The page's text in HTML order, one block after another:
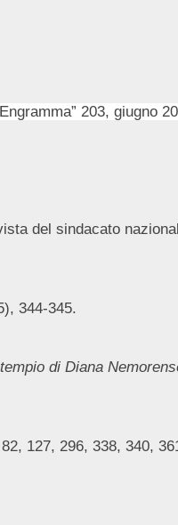
203, giugno
del sindacato
344-345.
di Diana
127, 296, 338, 340,